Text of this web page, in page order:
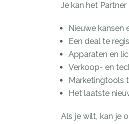
Je kan het
Nieuwe kansen
Een deal te
Apparaten en
Verkoop- en
Marketingtools
Het laatste
Als je wilt, kan je